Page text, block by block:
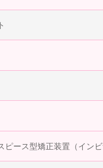
ピース型矯正装置（イン